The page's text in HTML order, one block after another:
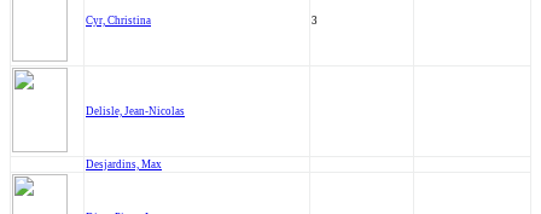
Cyr, Christina 3
Delisle, Jean-Nicolas
Desjardins, Max